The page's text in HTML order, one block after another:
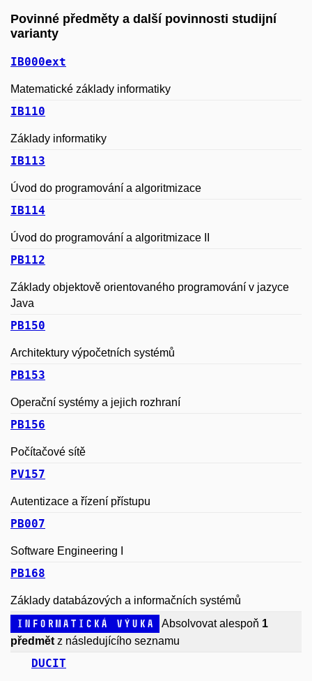
Povinné předměty a další povinnosti studijní
varianty
IB000ext
Matematické základy informatiky
IB110
Základy informatiky
IB113
Úvod do programování a algoritmizace
IB114
Úvod do programování a algoritmizace II
PB112
Základy objektově orientovaného programování v jazyce
Java
PB150
Architektury výpočetních systémů
PB153
Operační systémy a jejich rozhraní
PB156
Počítačové sítě
PV157
Autentizace a řízení přístupu
PB007
Software Engineering I
PB168
Základy databázových a informačních systémů
Informatická výuka Absolvovat alespoň 1
předmět z následujícího seznamu
DUCIT